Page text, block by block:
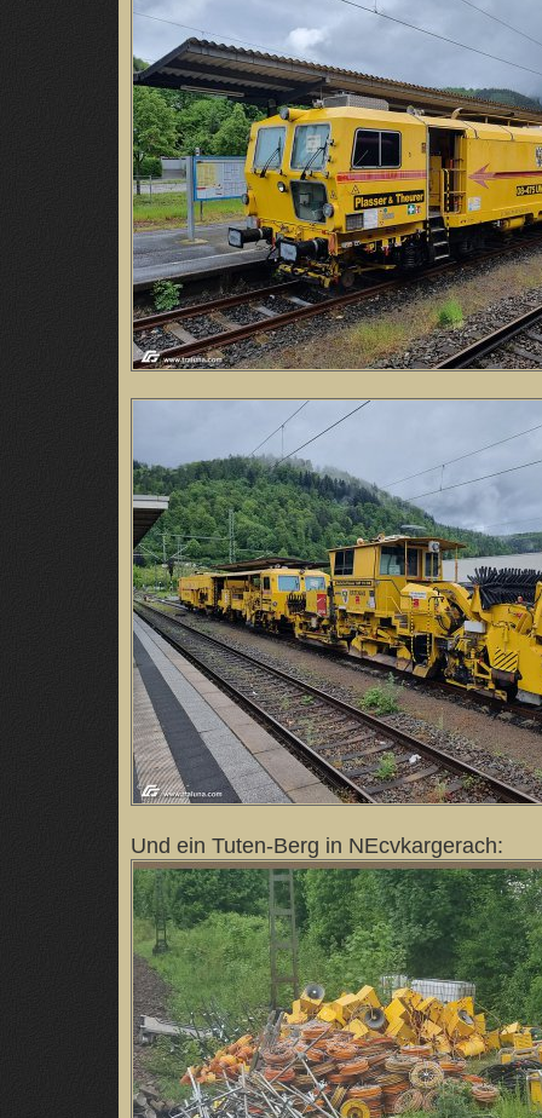
Und ein Tuten-Berg in NEcvkargerach: